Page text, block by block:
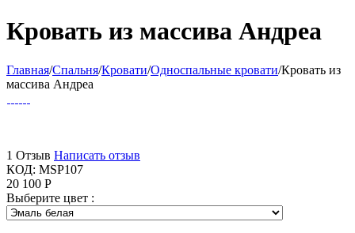
Кровать из массива Андреа
Главная/Спальня/Кровати/Односпальные кровати/Кровать из
массива Андреа
1 Отзыв Написать отзыв
КОД: MSP107
20 100 Р
Выберите цвет :